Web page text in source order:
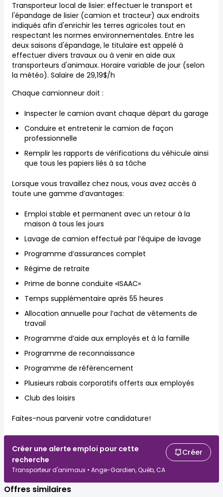
Transporteur local de lisier: effectuer le transport et
l'épandage de lisier (camion et tracteur) aux endroits
indiqués afin d'enrichir les terres agricoles tout en
respectant les normes environnementales. Entre les
deux saisons d'épandage, le titulaire est appelé à
effectuer divers travaux ou à venir en aide aux
transporteurs d'animaux. Horaire variable de jour (selon
la météo). Salaire de 29,19$/h
Chaque camionneur doit :
Inspecter le camion avant chaque départ du garage
Conduire et entretenir le camion de façon
professionnelle
Remplir les rapports de vérifications du véhicule ainsi
que tous les papiers liés à sa tâche
Lorsque vous travaillez chez nous, vous avez accès à
toute une gamme d’avantages:
Emploi stable et permanent avec un retour à la
maison à tous les jours
Lavage de camion effectué par l’équipe de lavage
Programme d’assurances complet
Régime de retraite
Prime de bonne conduite «ISAAC»
Temps supplémentaire après 55 heures
Allocation annuelle pour l’achat de vêtements de
travail
Programme d’aide aux employés et à la famille
Programme de reconnaissance
Programme de référencement
Plusieurs rabais corporatifs offerts aux employés
Club des loisirs
Faites-nous parvenir votre candidature!
Créer une alerte emploi pour cette
recherche
Transporteur d'animaux • Ange-Gardien, Québ, CA
Créer
Offres similaires